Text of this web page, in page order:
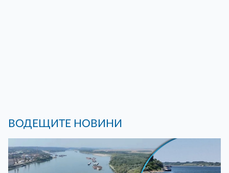
ВОДЕЩИТЕ НОВИНИ